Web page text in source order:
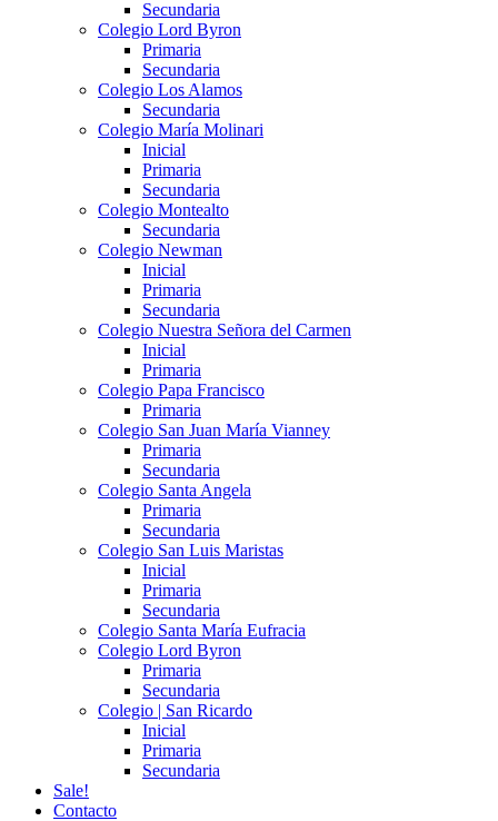
Secundaria
Colegio Lord Byron
Primaria
Secundaria
Colegio Los Alamos
Secundaria
Colegio María Molinari
Inicial
Primaria
Secundaria
Colegio Montealto
Secundaria
Colegio Newman
Inicial
Primaria
Secundaria
Colegio Nuestra Señora del Carmen
Inicial
Primaria
Colegio Papa Francisco
Primaria
Colegio San Juan María Vianney
Primaria
Secundaria
Colegio Santa Angela
Primaria
Secundaria
Colegio San Luis Maristas
Inicial
Primaria
Secundaria
Colegio Santa María Eufracia
Colegio Lord Byron
Primaria
Secundaria
Colegio | San Ricardo
Inicial
Primaria
Secundaria
Sale!
Contacto